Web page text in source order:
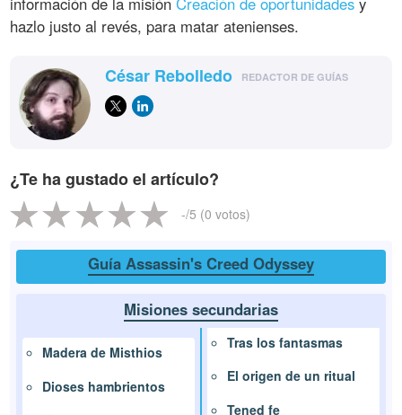
hazlo justo al revés, para matar atenienses.
César Rebolledo REDACTOR DE GUÍAS
¿Te ha gustado el artículo?
-/5 (0 votos)
Guía Assassin's Creed Odyssey
Misiones secundarias
Madera de Misthios
Dioses hambrientos
Tras los fantasmas
El origen de un ritual
Tened fe